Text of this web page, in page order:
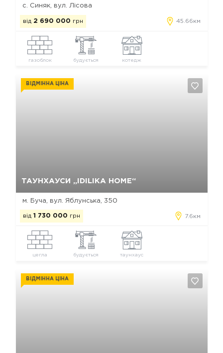
с. Синяк, вул. Лісова
від 2 690 000 грн 45.66км
газоблок будується котедж
ТАУНХАУСИ „IDILIKA HOME“
ВІДМІННА ЦІНА
м. Буча, вул. Яблунська, 350
від 1 730 000 грн 7.6км
цегла будується таунхаус
ВІДМІННА ЦІНА